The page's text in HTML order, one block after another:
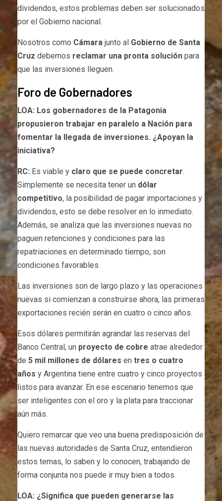
dividendos, estos problemas deben ser solucionados
por el Gobierno nacional.
Nosotros como Cámara junto al Gobierno de Santa
Cruz debemos reclamar una pronta solución para
que las inversiones lleguen.
Foro de Gobernadores
LOA: Los gobernadores de la Patagonia
propusieron trabajar en paralelo a Nación para
fomentar la llegada de inversiones. ¿Apoyan la
iniciativa?
RC: Es viable y claro que se puede concretar.
Simplemente se necesita tener un dólar
competitivo, la posibilidad de pagar importaciones y
dividendos, esto se debe resolver en lo inmediato.
Además, se analiza que las inversiones nuevas no
paguen retenciones y condiciones para las
repatriaciones en determinado tiempo, son
condiciones favorables.
Las inversiones son de largo plazo y las operaciones
nuevas si comienzan a construirse ahora, las primeras
exportaciones recién serán en cuatro o cinco años.
Esos dólares permitirán agrandar las reservas del
Banco Central, un proyecto de cobre atrae alrededor
de 5 mil millones de dólares en tres o cuatro
años y Argentina tiene entre cuatro y cinco proyectos
listos para avanzar. En ese escenario tenemos que
ser inteligentes con el oro y la plata para traccionar
aún más.
Quiero remarcar que veo una buena predisposición de
las nuevas autoridades de Santa Cruz, entendieron
estos temas, lo saben y lo conocen, trabajando de
forma conjunta nos puede ir muy bien a todos.
LOA: ¿Significa que pueden generarse las